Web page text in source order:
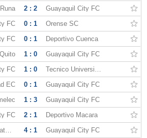
2 : 2 Guayaquil City FC
FC 0 : 1 Orense SC
FC 0 : 1 Deportivo Cuenca
1 : 0 Guayaquil City FC
FC 1 : 0 Tecnico Universitario
EC 0 : 1 Guayaquil City FC
1 : 3 Guayaquil City FC
FC 2 : 1 Deportivo Macara
Universidad Catolica Quito 4 : 1 Guayaquil City FC